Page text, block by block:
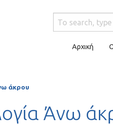
Αρχική
άκρου
Άνω